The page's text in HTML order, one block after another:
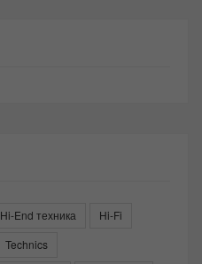
Hi-End техника
Hi-Fi
Technics